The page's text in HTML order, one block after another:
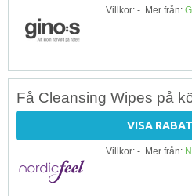
Villkor: -. Mer från:
Få Cleansing Wipes på
VISA
Villkor: -. Mer från: